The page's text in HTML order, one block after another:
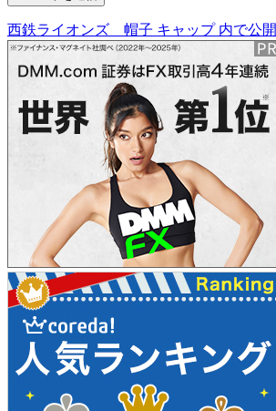
投
稿
ビ
ン
西鉄ライオンズ 帽子 キャップ 内で公開